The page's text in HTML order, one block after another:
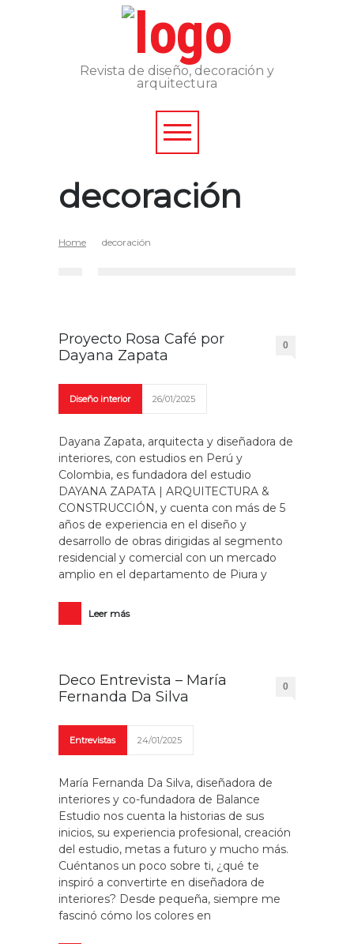
Revista de diseño, decoración y
arquitectura
decoración
Home decoración
Proyecto Rosa Café por
Dayana Zapata
0
Diseño interior 26/01/2025
Dayana Zapata, arquitecta y diseñadora de
interiores, con estudios en Perú y
Colombia, es fundadora del estudio
DAYANA ZAPATA | ARQUITECTURA &
CONSTRUCCIÓN, y cuenta con más de 5
años de experiencia en el diseño y
desarrollo de obras dirigidas al segmento
residencial y comercial con un mercado
amplio en el departamento de Piura y
Leer más
Deco Entrevista – María
Fernanda Da Silva
0
Entrevistas 24/01/2025
María Fernanda Da Silva, diseñadora de
interiores y co-fundadora de Balance
Estudio nos cuenta la historias de sus
inicios, su experiencia profesional, creación
del estudio, metas a futuro y mucho más.
Cuéntanos un poco sobre ti, ¿qué te
inspiró a convertirte en diseñadora de
interiores? Desde pequeña, siempre me
fascinó cómo los colores en